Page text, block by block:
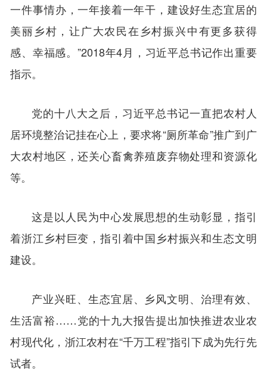
一件事情办，一年接着一年干，建设好生态宜居的
美丽乡村，让广大农民在乡村振兴中有更多获得
感、幸福感。”2018年4月，习近平总书记作出重要
指示。
党的十八大之后，习近平总书记一直把农村人
居环境整治记挂在心上，要求将“厕所革命”推广到广
大农村地区，还关心畜禽养殖废弃物处理和资源化
等。
这是以人民为中心发展思想的生动彰显，指引
着浙江乡村巨变，指引着中国乡村振兴和生态文明
建设。
产业兴旺、生态宜居、乡风文明、治理有效、
生活富裕……党的十九大报告提出加快推进农业农
村现代化，浙江农村在“千万工程”指引下成为先行先
试者。